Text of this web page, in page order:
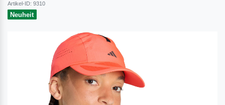
Artikel-ID: 9310
Neuheit